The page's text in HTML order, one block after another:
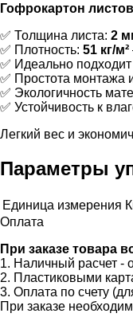
Гофрокартон
✅ Толщина листа: 2
✅ Плотность: 51 кг/м²
✅ Идеально
✅ Простота монтажа
✅ Экологичность
✅ Устойчивость к
Легкий вес и
Параметры
Единица измерения
Оплата
При заказе товара
1. Наличный расчет -
2. Пластиковыми
3. Оплата по счету
При заказе